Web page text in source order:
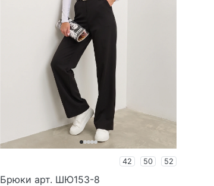
42 50 52
Брюки арт. ШЮ153-8